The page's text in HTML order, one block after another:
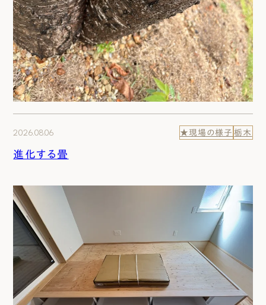
2026.08.06 ★現場の様子 栃木
進化する畳